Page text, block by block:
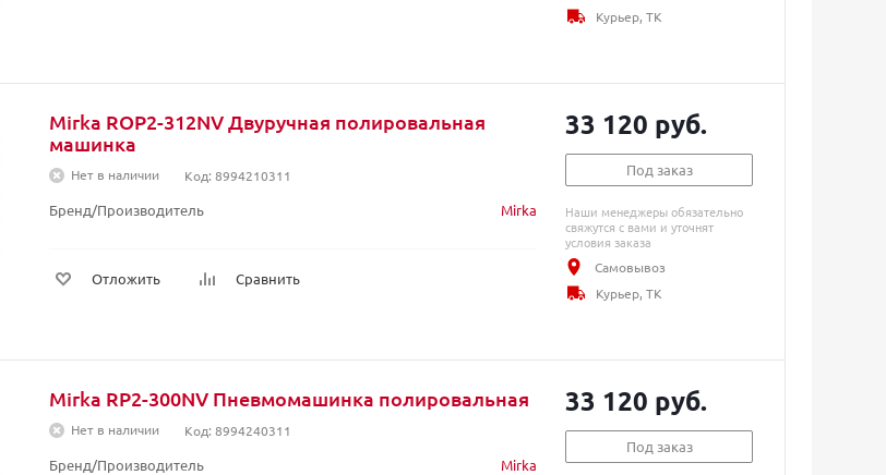
Курьер, ТК
Mirka ROP2-312NV Двуручная полировальная
машинка
Нет в наличии Код: 8994210311
Бренд/Производитель Mirka
Отложить Сравнить
33 120 руб.
Под заказ
Наши менеджеры обязательно
свяжутся с вами и уточнят
условия заказа
Самовывоз
Курьер, ТК
Mirka RP2-300NV Пневмомашинка полировальная
Нет в наличии Код: 8994240311
Бренд/Производитель Mirka
33 120 руб.
Под заказ